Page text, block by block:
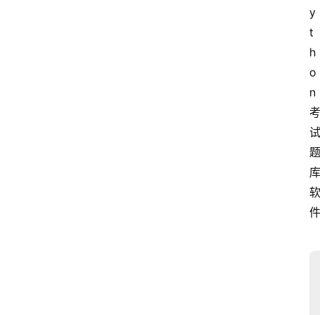
y
t
h
o
n
考
试
题
库
软
件